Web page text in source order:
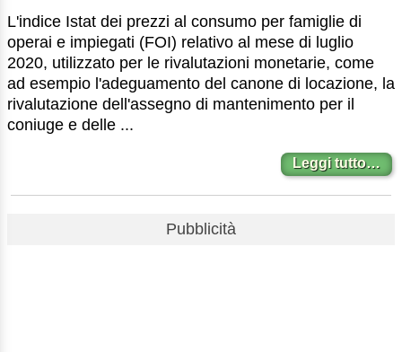
L'indice Istat dei prezzi al consumo per famiglie di
operai e impiegati (FOI) relativo al mese di luglio
2020, utilizzato per le rivalutazioni monetarie, come
ad esempio l'adeguamento del canone di locazione, la
rivalutazione dell'assegno di mantenimento per il
coniuge e delle ...
Leggi tutto…
Pubblicità